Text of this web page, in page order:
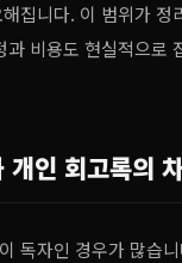
집니다. 이 범위가 정
과 비용도 현실적으로
개인 회고록의
독자인 경우가 많습